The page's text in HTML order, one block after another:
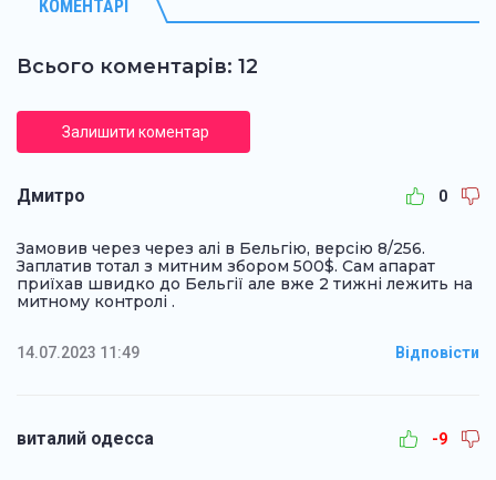
КОМЕНТАРІ
Всього коментарів: 12
Залишити коментар
Дмитро 0
Замовив через через алі в Бельгію, версію 8/256.
Заплатив тотал з митним збором 500$. Сам апарат
приїхав швидко до Бельгії але вже 2 тижні лежить на
митному контролі .
14.07.2023 11:49 Відповісти
виталий одесса -9